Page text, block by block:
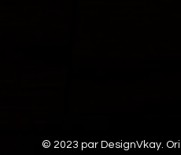
© 2023 par DesignVkay.